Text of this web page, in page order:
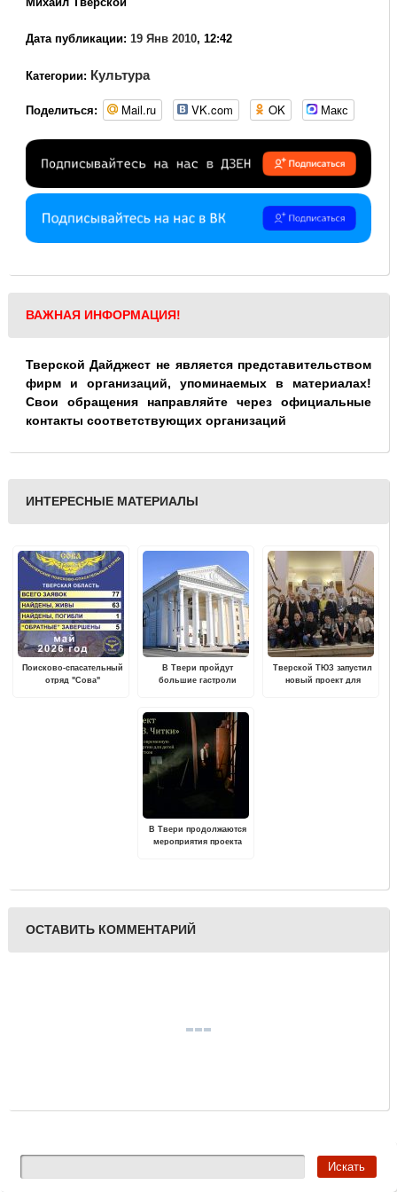
Дата публикации: 19 Янв 2010, 12:42
Категории: Культура
Поделиться: Mail.ru VK.com OK Макс
ВАЖНАЯ ИНФОРМАЦИЯ!
Тверской Дайджест не является представительством
фирм и организаций, упоминаемых в материалах!
Свои обращения направляйте через официальные
контакты соответствующих организаций
ИНТЕРЕСНЫЕ МАТЕРИАЛЫ
Поисково-спасательный
отряд "Сова"
В Твери пройдут
большие гастроли
Тверской ТЮЗ запустил
новый проект для
В Твери продолжаются
мероприятия проекта
ОСТАВИТЬ КОММЕНТАРИЙ